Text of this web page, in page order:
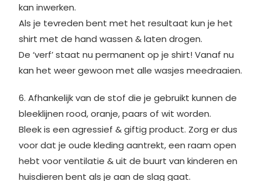
kan inwerken.
Als je tevreden bent met het resultaat kun je het
shirt met de hand wassen & laten drogen.
De ‘verf’ staat nu permanent op je shirt! Vanaf nu
kan het weer gewoon met alle wasjes meedraaien.
6. Afhankelijk van de stof die je gebruikt kunnen de
bleeklijnen rood, oranje, paars of wit worden.
Bleek is een agressief & giftig product. Zorg er dus
voor dat je oude kleding aantrekt, een raam open
hebt voor ventilatie & uit de buurt van kinderen en
huisdieren bent als je aan de slag gaat.